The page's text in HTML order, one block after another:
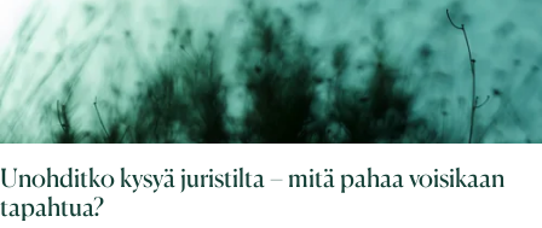
Unohditko kysyä juristilta – mitä pahaa voisikaan
tapahtua?